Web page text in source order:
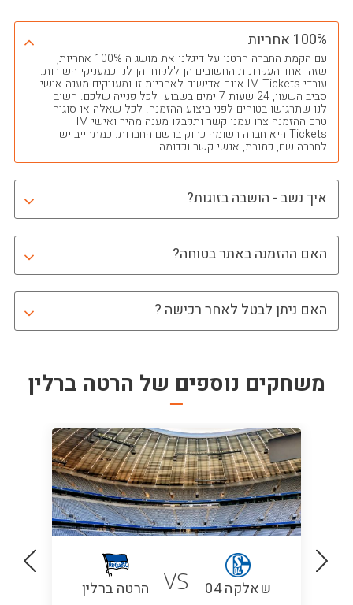
100% אחריות
עם הקמת החברה חרטנו על דיגלנו את מושג ה 100% אחריות,
שזהו אחד העקרונות החשובים הן ללקוח והן לנו כמעניקי השירות.
עובדי IM Tickets אינם אדישים לאחריות זו ומעניקים מענה אישי
סביב השעון, 24 שעות 7 ימים בשבוע לכל פנייה שלכם. חשוב
לנו שתרגישו בטוחים לפני ביצוע ההזמנה. לכל שאלה או סוגיה
טרם ההזמנה צרו עמנו קשר ותקבלו מענה מהיר ואישי IM
Tickets היא חברה רשומה כחוק ברשם החברות. כמתחייב יש
לחברה שם, כתובת, אנשי קשר וכדומה.
איך נשב - הושבה בזוגות?
האם ההזמנה באתר בטוחה?
האם ניתן לבטל לאחר רכישה ?
משחקים נוספים של הרטה ברלין
שאלקה 04 VS הרטה ברלין